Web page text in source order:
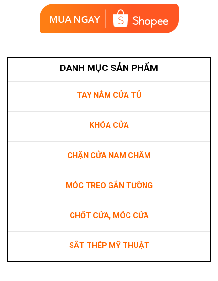
DANH MỤC SẢN PHẨM
TAY NẮM CỬA TỦ
KHÓA CỬA
CHẶN CỬA NAM CHÂM
MÓC TREO GẮN TƯỜNG
CHỐT CỬA, MÓC CỬA
SẮT THÉP MỸ THUẬT